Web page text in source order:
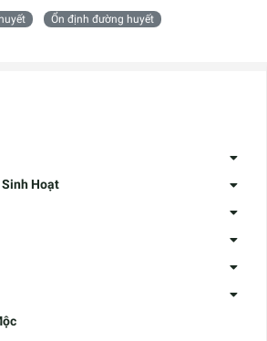
Hoạt
Ổn định đường huyết